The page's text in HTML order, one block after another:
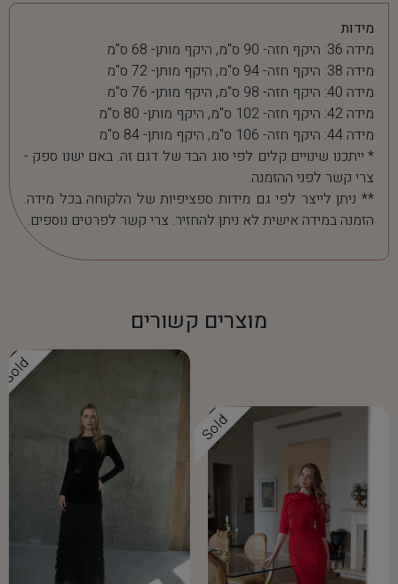
מידות
מידה 36: היקף חזה- 90 ס"מ, היקף מותן- 68 ס"מ
מידה 38: היקף חזה- 94 ס"מ, היקף מותן- 72 ס"מ
מידה 40: היקף חזה- 98 ס"מ, היקף מותן- 76 ס"מ
מידה 42: היקף חזה- 102 ס"מ, היקף מותן- 80 ס"מ
מידה 44: היקף חזה- 106 ס"מ, היקף מותן- 84 ס"מ
* ייתכנו שינויים קלים לפי סוג הבד של דגם זה. באם ישנו ספק -
צרי קשר לפני ההזמנה.
** ניתן לייצר לפי גם מידות ספציפיות של הלקוחה בכל מידה.
הזמנה במידה אישית לא ניתן להחזיר. צרי קשר לפרטים נוספים.
מוצרים קשורים
Sold
Sold